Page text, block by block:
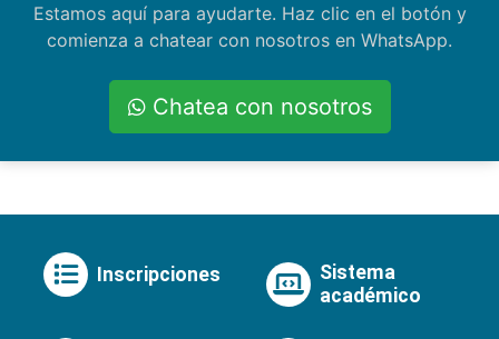
Estamos aquí para ayudarte. Haz clic en el botón y
comienza a chatear con nosotros en WhatsApp.
Chatea con nosotros
Inscripciones
Sistema
académico